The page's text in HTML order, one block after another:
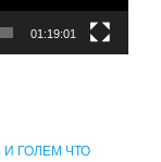
01:19:01
ГОЛЕМ ЧТО